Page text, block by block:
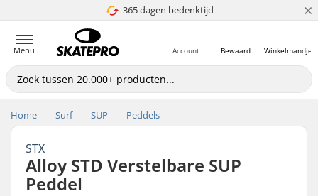
365 dagen bedenktijd
4.8 van 5 ×
Menu Winkelmandje
Bewaard
Account
Home Surf SUP Peddels
STX
Alloy STD Verstelbare SUP
Peddel